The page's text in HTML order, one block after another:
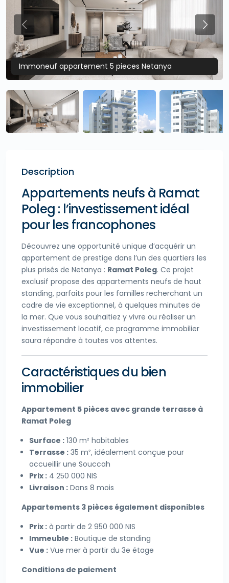
Immoneuf appartement 5 pieces Netanya
Previous
Description
Appartements neufs à Ramat
Poleg : l’investissement idéal
pour les francophones
Découvrez une opportunité unique d’acquérir un
appartement de prestige dans l’un des quartiers les
plus prisés de Netanya : Ramat Poleg. Ce projet
exclusif propose des appartements neufs de haut
standing, parfaits pour les familles recherchant un
cadre de vie exceptionnel, à quelques minutes de
la mer. Que vous souhaitiez y vivre ou réaliser un
investissement locatif, ce programme immobilier
saura répondre à toutes vos attentes.
Caractéristiques du bien
immobilier
Appartement 5 pièces avec grande terrasse à
Ramat Poleg
Surface : 130 m² habitables
Terrasse : 35 m², idéalement conçue pour
accueillir une Souccah
Prix : 4 250 000 NIS
Livraison : Dans 8 mois
Appartements 3 pièces également disponibles
Prix : à partir de 2 950 000 NIS
Immeuble : Boutique de standing
Vue : Vue mer à partir du 3e étage
Conditions de paiement